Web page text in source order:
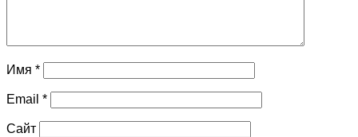
Имя *
Email *
Сайт